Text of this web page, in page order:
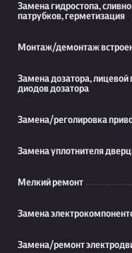
Замена гидростопа,
патрубков, герметизация
Монтаж/демонтаж
Замена дозатора, лицевой
диодов дозатора
Замена/реголировка
Замена уплотнителя
Мелкий ремонт
Замена
Замена/ремонт